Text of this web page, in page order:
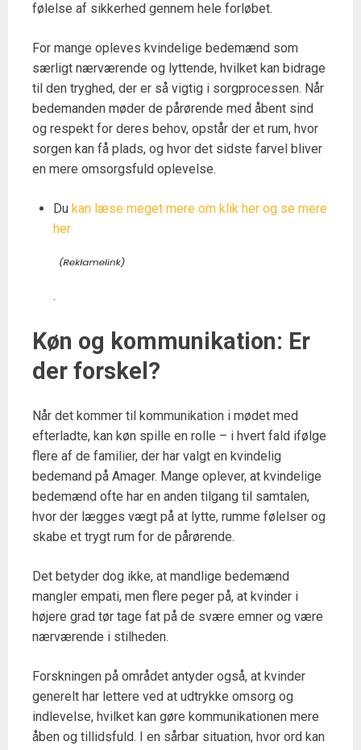
følelse af sikkerhed gennem hele forløbet.
For mange opleves kvindelige bedemænd som
særligt nærværende og lyttende, hvilket kan bidrage
til den tryghed, der er så vigtig i sorgprocessen. Når
bedemanden møder de pårørende med åbent sind
og respekt for deres behov, opstår der et rum, hvor
sorgen kan få plads, og hvor det sidste farvel bliver
en mere omsorgsfuld oplevelse.
Du kan læse meget mere om klik her og se mere
her
.
Køn og kommunikation: Er
der forskel?
Når det kommer til kommunikation i mødet med
efterladte, kan køn spille en rolle – i hvert fald ifølge
flere af de familier, der har valgt en kvindelig
bedemand på Amager. Mange oplever, at kvindelige
bedemænd ofte har en anden tilgang til samtalen,
hvor der lægges vægt på at lytte, rumme følelser og
skabe et trygt rum for de pårørende.
Det betyder dog ikke, at mandlige bedemænd
mangler empati, men flere peger på, at kvinder i
højere grad tør tage fat på de svære emner og være
nærværende i stilheden.
Forskningen på området antyder også, at kvinder
generelt har lettere ved at udtrykke omsorg og
indlevelse, hvilket kan gøre kommunikationen mere
åben og tillidsfuld. I en sårbar situation, hvor ord kan